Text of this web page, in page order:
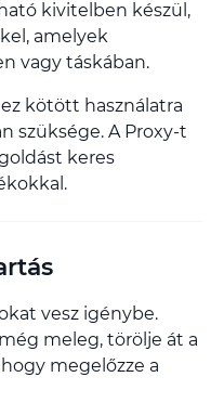
kivitelben készül,
amelyek
vagy táskában.
kötött használatra
szüksége. A Proxy-t
keres
vesz igénybe.
meleg, törölje át a
megelőzze a